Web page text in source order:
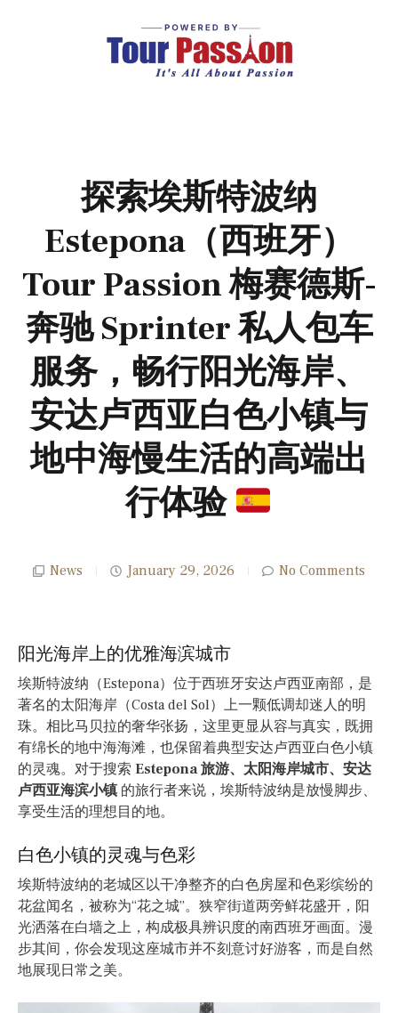
探索埃斯特波纳
Estepona（西班牙）
Tour Passion 梅赛德斯-
奔驰 Sprinter 私人包车
服务，畅行阳光海岸、
安达卢西亚白色小镇与
地中海慢生活的高端出
行体验
News January 29, 2026 No Comments
阳光海岸上的优雅海滨城市
埃斯特波纳（Estepona）位于西班牙安达卢西亚南部，是
著名的太阳海岸（Costa del Sol）上一颗低调却迷人的明
珠。相比马贝拉的奢华张扬，这里更显从容与真实，既拥
有绵长的地中海海滩，也保留着典型安达卢西亚白色小镇
的灵魂。对于搜索 Estepona 旅游、太阳海岸城市、安达
卢西亚海滨小镇 的旅行者来说，埃斯特波纳是放慢脚步、
享受生活的理想目的地。
白色小镇的灵魂与色彩
埃斯特波纳的老城区以干净整齐的白色房屋和色彩缤纷的
花盆闻名，被称为“花之城”。狭窄街道两旁鲜花盛开，阳
光洒落在白墙之上，构成极具辨识度的南西班牙画面。漫
步其间，你会发现这座城市并不刻意讨好游客，而是自然
地展现日常之美。